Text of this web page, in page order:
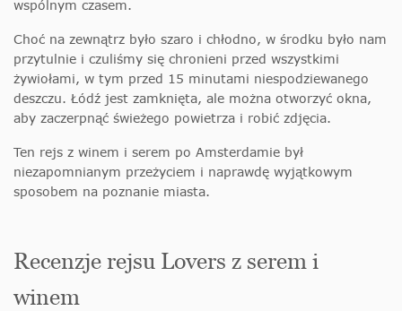
wspólnym czasem.
Choć na zewnątrz było szaro i chłodno, w środku było nam
przytulnie i czuliśmy się chronieni przed wszystkimi
żywiołami, w tym przed 15 minutami niespodziewanego
deszczu. Łódź jest zamknięta, ale można otworzyć okna,
aby zaczerpnąć świeżego powietrza i robić zdjęcia.
Ten rejs z winem i serem po Amsterdamie był
niezapomnianym przeżyciem i naprawdę wyjątkowym
sposobem na poznanie miasta.
Recenzje rejsu Lovers z serem i
winem